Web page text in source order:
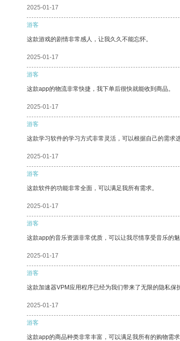
2025-01-17
游客
这款游戏的剧情非常感人，让我久久不能忘怀。
2025-01-17
游客
这款app的物流非常快捷，我下单后很快就能收到商品。
2025-01-17
游客
这款学习软件的学习方式非常灵活，可以根据自己的需求
2025-01-17
游客
这款软件的功能非常全面，可以满足我所有需求。
2025-01-17
游客
这款app的音乐资源非常优质，可以让我尽情享受音乐的魅
2025-01-17
游客
这款加速器VPM应用程序已经为我们带来了无限的隐私保
2025-01-17
游客
这款app的商品种类非常丰富，可以满足我所有的购物需求